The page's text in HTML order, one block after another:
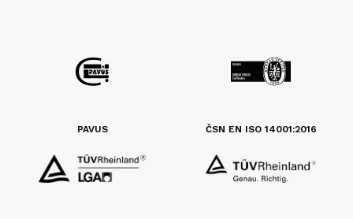
PAVUS ČSN EN ISO 14001:2016